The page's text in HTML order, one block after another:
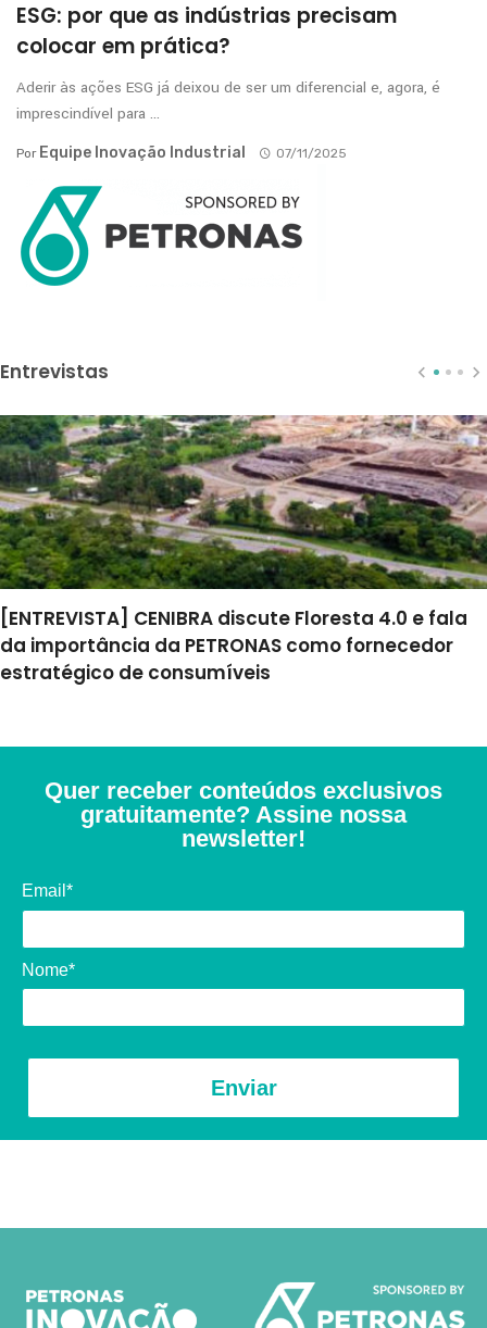
ESG: por que as indústrias precisam
colocar em prática?
Aderir às ações ESG já deixou de ser um diferencial e, agora, é
imprescindível para ...
Por Equipe Inovação Industrial 07/11/2025
Entrevistas
[ENTREVISTA] CENIBRA discute Floresta 4.0 e fala
da importância da PETRONAS como fornecedor
estratégico de consumíveis
Quer receber conteúdos exclusivos
gratuitamente? Assine nossa
newsletter!
Email*
Nome*
Enviar